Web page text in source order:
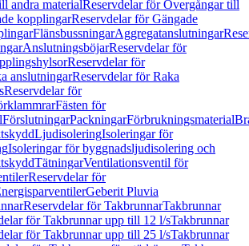
andra materialReservdelar för Övergångar till
kopplingarReservdelar för Gängade
FlänsbussningarAggregatanslutningar
AnslutningsböjarReservdelar för
Reservdelar för
anslutningarReservdelar för Raka
Reservdelar för
Fästen för
FörslutningarPackningarFörbrukningsmaterial
LjudisoleringIsoleringar för
Isoleringar för byggnadsljudisolering och
TätningarVentilationsventil för
Reservdelar för
Geberit Pluvia
Reservdelar för TakbrunnarTakbrunnar
för Takbrunnar upp till 12 l/sTakbrunnar
för Takbrunnar upp till 25 l/sTakbrunnar